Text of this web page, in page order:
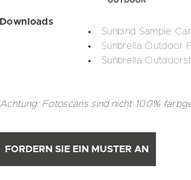
Downloads
Sunbind Sample
Sunbrella Outdoor
Sunbrella
Achtung: Fotoscans sind nicht 100%
FORDERN SIE EIN MUSTER AN